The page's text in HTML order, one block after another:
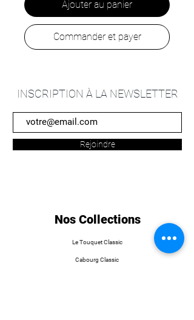
Ajouter au panier
Commander et payer
INSCRIPTION À LA NEWSLETTER
Rejoindre
Nos Collections
Le Touquet Classic
Cabourg Classic